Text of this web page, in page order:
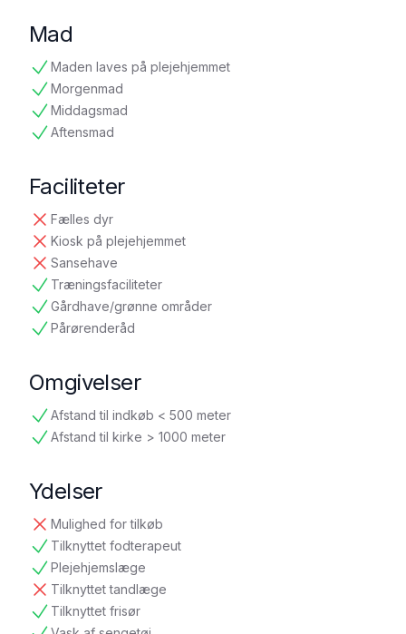
Mad
Maden laves på plejehjemmet
tilgængelig
Morgenmad
tilgængelig
Middagsmad
tilgængelig
Aftensmad
tilgængelig
Faciliteter
Fælles dyr
ikke tilgængelig
Kiosk på plejehjemmet
ikke tilgængelig
Sansehave
ikke tilgængelig
Træningsfaciliteter
tilgængelig
Gårdhave/grønne områder
tilgængelig
Pårørenderåd
tilgængelig
Omgivelser
Afstand til indkøb < 500 meter
tilgængelig
Afstand til kirke > 1000 meter
tilgængelig
Ydelser
Mulighed for tilkøb
ikke tilgængelig
Tilknyttet fodterapeut
tilgængelig
Plejehjemslæge
tilgængelig
Tilknyttet tandlæge
ikke tilgængelig
Tilknyttet frisør
tilgængelig